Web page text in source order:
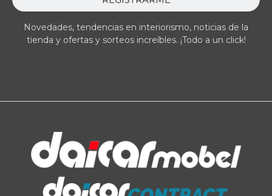
Novedades, tendencias en interiorismo, noticias de la
tienda y ofertas y sorteos increíbles. ¡Todo a un click!